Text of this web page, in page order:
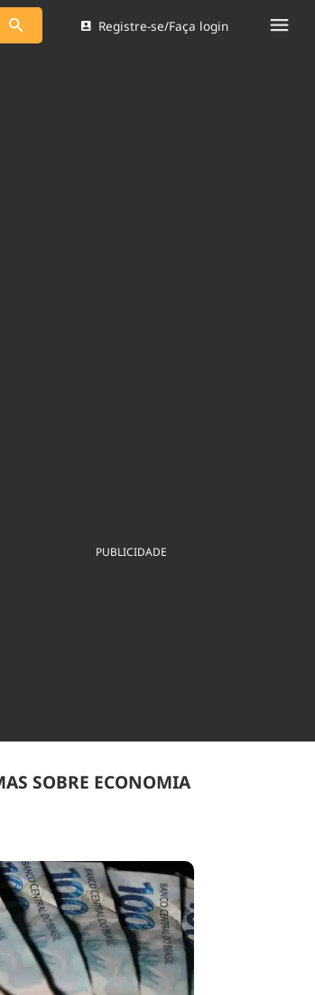
Registre-se/Faça login
PUBLICIDADE
SOBRE ECONOMIA